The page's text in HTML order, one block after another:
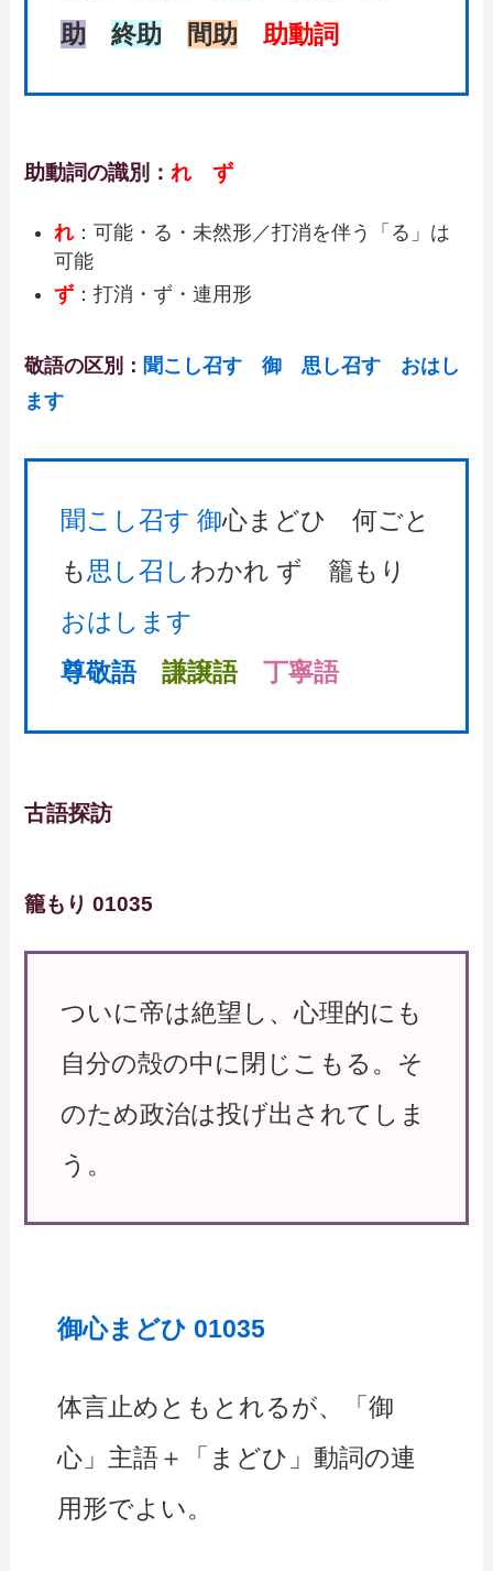
助
終助 間助 助動詞
助動詞の識別：れ ず
れ ：可能・る・未然形／打消を伴う「る」は
可能
ず ：打消・ず・連用形
敬語の区別： 聞こし召す 御 思し召す おはし
ます
聞こし召す 御心まどひ 何ごと
も思し召しわかれ ず 籠もり
おはします
尊敬語
謙譲語 丁寧語
古語探訪
籠もり 01035
ついに帝は絶望し、心理的にも
自分の殻の中に閉じこもる。そ
のため政治は投げ出されてしま
う。
御心まどひ 01035
体言止めともとれるが、「御
心」主語＋「まどひ」動詞の連
用形でよい。